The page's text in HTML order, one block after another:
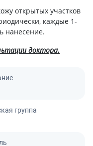
открытых участков
каждые 1-
нанесение.
доктора.
группа